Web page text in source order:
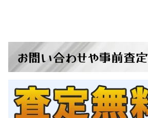
お問い合わせや事前査定